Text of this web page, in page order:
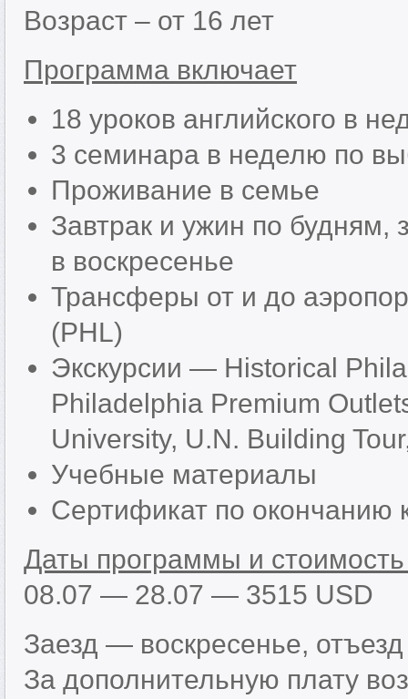
Возраст – от 16 лет
Программа включает
18 уроков английского в
3 семинара в неделю по
Проживание в семье
Завтрак и ужин по будням,
в воскресенье
Трансферы от и до
(PHL)
Экскурсии — Historical
Philadelphia Premium
University, U.N. Building
Учебные материалы
Сертификат по окончанию
Даты программы и стоимость
08.07 — 28.07 — 3515 USD
Заезд — воскресенье,
За дополнительную плату